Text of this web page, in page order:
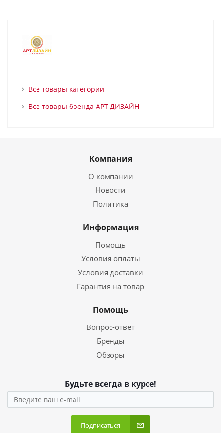
Все товары категории
Все товары бренда АРТ ДИЗАЙН
Компания
О компании
Новости
Политика
Информация
Помощь
Условия оплаты
Условия доставки
Гарантия на товар
Помощь
Вопрос-ответ
Бренды
Обзоры
Будьте всегда в курсе!
Подписаться